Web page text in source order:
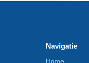
Navigatie
Home